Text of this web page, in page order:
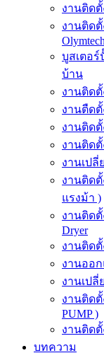
งานติดตั้
งานติดตั้
Olymtech
บูสเตอ
บ้าน
งานติดตั้
งานตืดตั้
งานติดตั้
งานติดตั้
งานเป
งานติดตั้
แรงม้า )
งานติดตั้
Dryer
งานติด
งานออ
งานเปลี่
งานติด
PUMP )
งานติดตั้
บทความ